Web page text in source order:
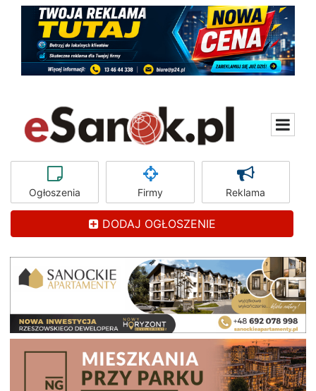
Ogłoszenia Firmy Reklama
DODAJ OGŁOSZENIE